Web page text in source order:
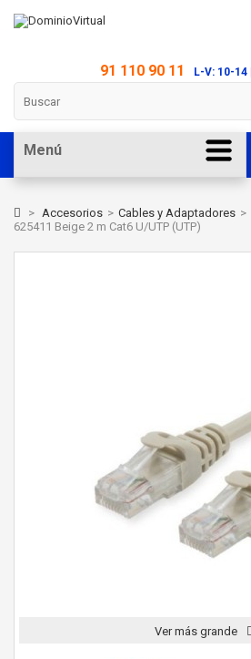
91 110 90 11 L-V: 10-14
Menú
> Accesorios > Cables y Adaptadores >
625411 Beige 2 m Cat6 U/UTP (UTP)
Ver más grande